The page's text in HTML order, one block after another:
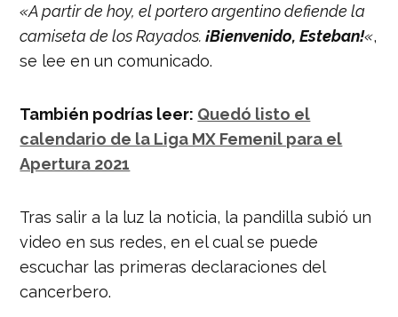
«A partir de hoy, el portero argentino defiende la
camiseta de los Rayados.¡Bienvenido, Esteban!«,
se lee en un comunicado.
También podrías leer: Quedó listo el
calendario de la Liga MX Femenil para el
Apertura 2021
Tras salir a la luz la noticia, la pandilla subió un
video en sus redes, en el cual se puede
escuchar las primeras declaraciones del
cancerbero.